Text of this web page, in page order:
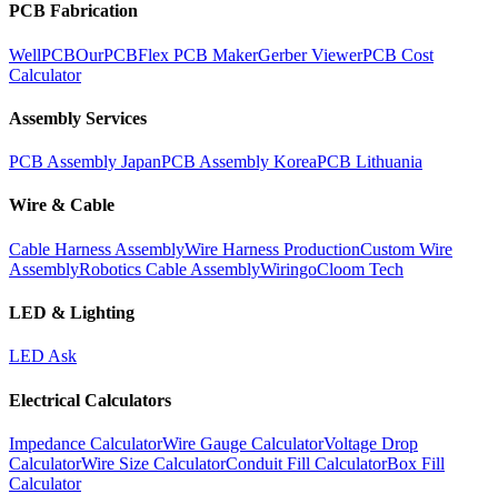
PCB Fabrication
WellPCBOurPCBFlex PCB MakerGerber ViewerPCB Cost
Calculator
Assembly Services
PCB Assembly JapanPCB Assembly KoreaPCB Lithuania
Wire & Cable
Cable Harness AssemblyWire Harness ProductionCustom Wire
AssemblyRobotics Cable AssemblyWiringoCloom Tech
LED & Lighting
LED Ask
Electrical Calculators
Impedance CalculatorWire Gauge CalculatorVoltage Drop
CalculatorWire Size CalculatorConduit Fill CalculatorBox Fill
Calculator